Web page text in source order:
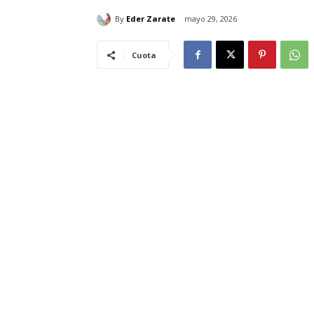
By Eder Zarate mayo 29, 2026
Cuota